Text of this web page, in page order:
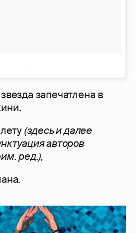
запечатлена в
(здесь и далее
авторов
ред.),